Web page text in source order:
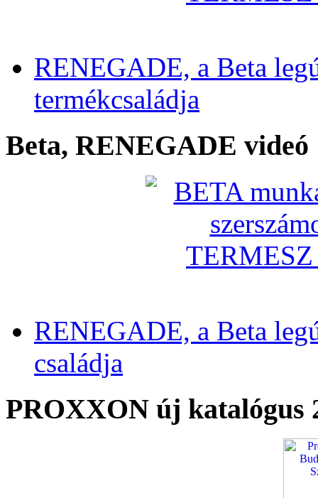
RENEGADE, a Beta
termékcsaládja
Beta, RENEGADE videó
RENEGADE, a Beta
családja
PROXXON új katalógus